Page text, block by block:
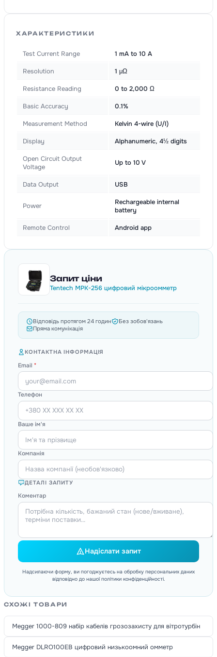
ХАРАКТЕРИСТИКИ
Test Current Range 1 mA to 10 A
Resolution 1 μΩ
Resistance Reading 0 to 2,000 Ω
Basic Accuracy 0.1%
Measurement Method Kelvin 4-wire (U/I)
Display Alphanumeric, 4½ digits
Open Circuit Output
Voltage
Up to 10 V
Data Output USB
Power
Rechargeable internal
battery
Remote Control Android app
Запит ціни
Tentech MPK-256 цифровий мікроомметр
Відповідь протягом 24 годин
Без зобов'язань
Пряма комунікація
КОНТАКТНА ІНФОРМАЦІЯ
Email *
Телефон
Ваше ім'я
Компанія
ДЕТАЛІ ЗАПИТУ
Коментар
Надіслати запит
Надсилаючи форму, ви погоджуєтесь на обробку персональних даних
відповідно до нашої політики конфіденційності.
СХОЖІ ТОВАРИ
Megger 1000-809 набір кабелів грозозахисту для вітротурбін
Megger DLRO100EB цифровий низькоомний омметр